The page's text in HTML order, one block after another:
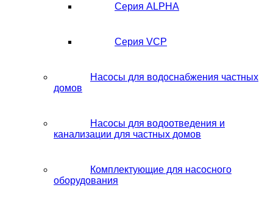
Серия ALPHA
Серия VCP
Насосы для водоснабжения частных
домов
Насосы для водоотведения и
канализации для частных домов
Комплектующие для насосного
оборудования